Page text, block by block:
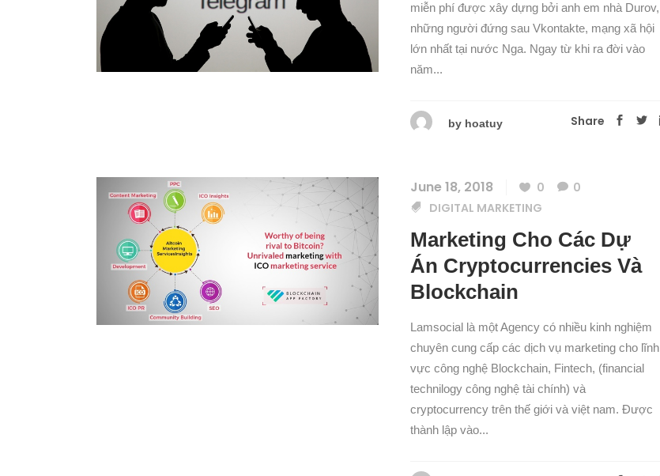
miễn phí được xây dựng bởi anh em nhà Durov,
những người đứng sau Vkontakte, mạng xã hội
lớn nhất tại nước Nga. Ngay từ khi ra đời vào
năm...
by hoatuy Share
June 18, 2018 0
0
DIGITAL MARKETING
Marketing Cho Các Dự
Án Cryptocurrencies Và
Blockchain
Lamsocial là một Agency có nhiều kinh nghiệm
chuyên cung cấp các dịch vụ marketing cho lĩnh
vực công nghệ Blockchain, Fintech, (financial
technilogy công nghệ tài chính) và
cryptocurrency trên thế giới và việt nam. Được
thành lập vào...